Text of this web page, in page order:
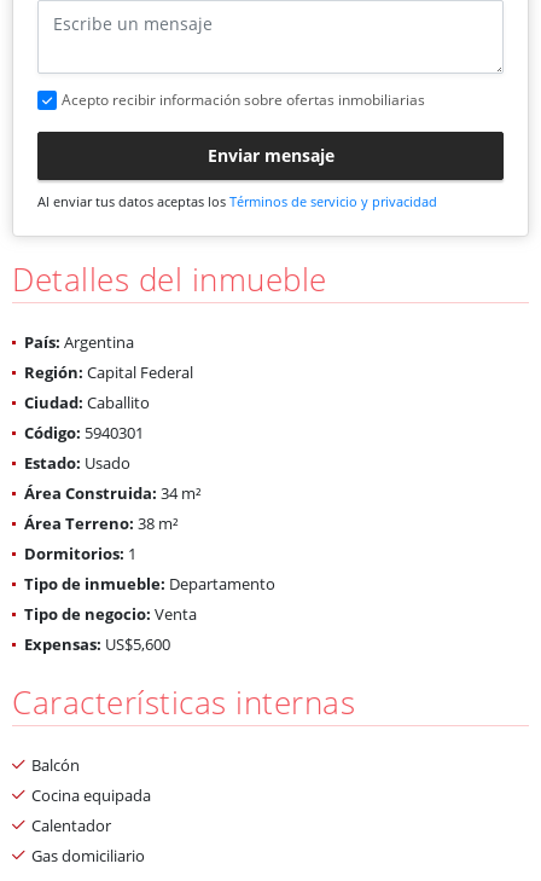
Acepto recibir información sobre ofertas inmobiliarias
Enviar mensaje
Al enviar tus datos aceptas los Términos de servicio y privacidad
Detalles del inmueble
País: Argentina
Región: Capital Federal
Ciudad: Caballito
Código: 5940301
Estado: Usado
Área Construida: 34 m²
Área Terreno: 38 m²
Dormitorios: 1
Tipo de inmueble: Departamento
Tipo de negocio: Venta
Expensas: US$5,600
Características internas
Balcón
Cocina equipada
Calentador
Gas domiciliario